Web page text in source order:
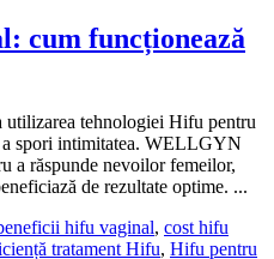
cum funcționează
tehnologiei Hifu pentru
a spori intimitatea. WELLGYN
a răspunde nevoilor femeilor,
de rezultate optime. ...
hifu vaginal, cost hifu
tratament Hifu, Hifu pentru